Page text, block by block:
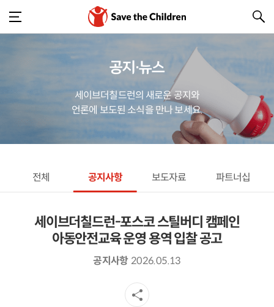
공지·뉴스
세이브더칠드런의 새로운 공지와
언론에 보도된 소식을 만나 보세요.
전체 공지사항 보도자료 파트너십
세이브더칠드런-포스코 스틸버디 캠페인
아동안전교육 운영 용역 입찰 공고
공지사항 2026.05.13